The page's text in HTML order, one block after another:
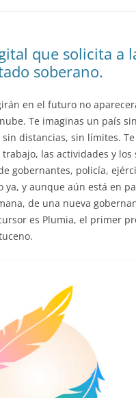
que solicita a
soberano.
en el futuro no
Te imaginas un país
distancias, sin límites.
las actividades y los
gobernantes, policía,
ya, y aunque aún está en
de una nueva
es Plumia, el primer